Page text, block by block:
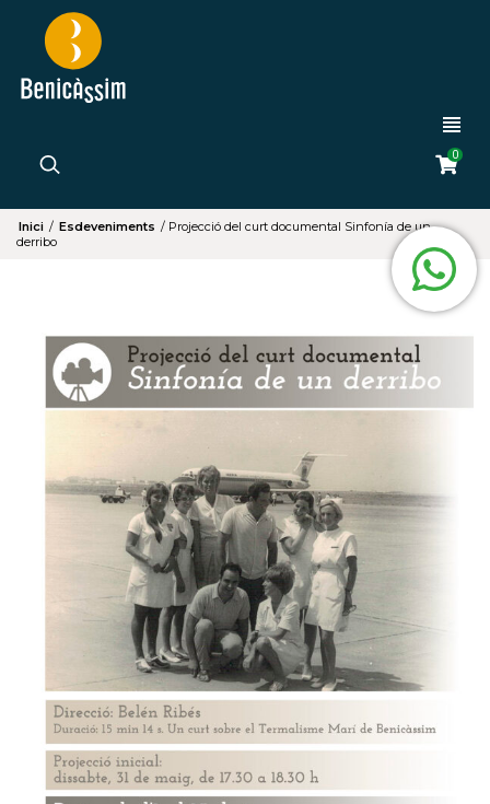
0
Inici / Esdeveniments / Projecció del curt documental Sinfonía de un
derribo